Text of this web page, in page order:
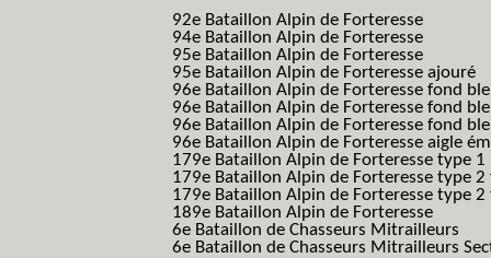
92e Bataillon Alpin de Forteresse
94e Bataillon Alpin de Forteresse
95e Bataillon Alpin de Forteresse
95e Bataillon Alpin de Forteresse ajouré
96e Bataillon Alpin de Forteresse fond
96e Bataillon Alpin de Forteresse fond
96e Bataillon Alpin de Forteresse fond
96e Bataillon Alpin de Forteresse aigle
179e Bataillon Alpin de Forteresse type 1
179e Bataillon Alpin de Forteresse type
179e Bataillon Alpin de Forteresse type
189e Bataillon Alpin de Forteresse
6e Bataillon de Chasseurs Mitrailleurs
6e Bataillon de Chasseurs Mitrailleurs